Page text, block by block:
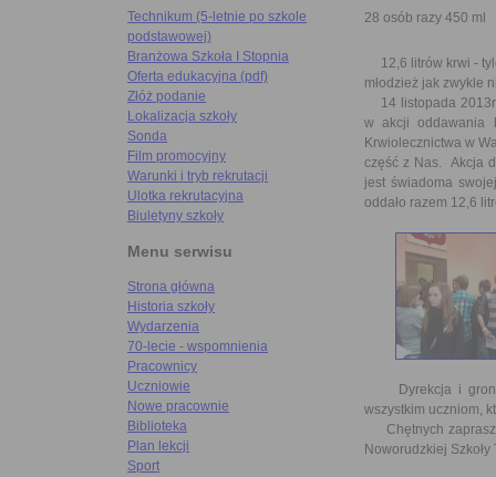
Technikum (5-letnie po szkole
podstawowej)
Branżowa Szkoła I Stopnia
Oferta edukacyjna (pdf)
Złóż podanie
Lokalizacja szkoły
Sonda
Film promocyjny
Warunki i tryb rekrutacji
Ulotka rekrutacyjna
Biuletyny szkoły
Menu serwisu
Strona główna
Historia szkoły
Wydarzenia
70-lecie - wspomnienia
Pracownicy
Uczniowie
Nowe pracownie
Biblioteka
Plan lekcji
Sport
28 osób razy 450 ml
12,6 litrów krwi -
młodzież jak zwykle
14 listopada 2013r.
w akcji oddawania
Krwiolecznictwa w
część z Nas. Akcja
jest świadoma
oddało razem 12,6
Dyrekcja i grono
wszystkim uczniom,
Chętnych
Noworudzkiej Szkoły